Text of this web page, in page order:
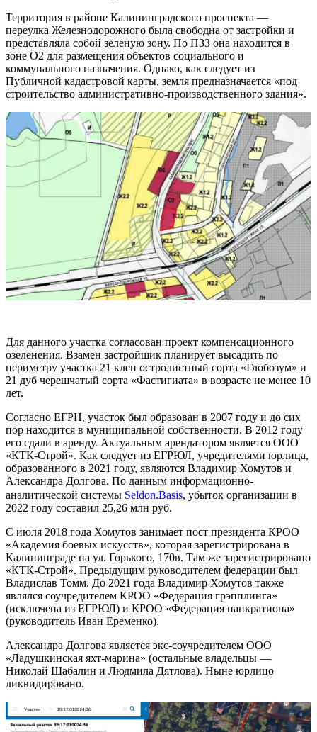
Территория в районе Калининградского проспекта —
переулка Железнодорожного была свободна от застройки и
представляла собой зеленую зону. По ПЗЗ она находится в
зоне О2 для размещения объектов социального и
коммунального назначения. Однако, как следует из
Публичной кадастровой карты, земля предназначается «под
строительство административно-производственного здания».
Для данного участка согласован проект компенсационного
озеленения. Взамен застройщик планирует высадить по
периметру участка 21 клен остролистный сорта «Глобозум» и
21 дуб черешчатый сорта «Фастигиата» в возрасте не менее 10
лет.
Согласно ЕГРН, участок был образован в 2007 году и до сих
пор находится в муниципальной собственности. В 2012 году
его сдали в аренду. Актуальным арендатором является ООО
«КТК-Строй». Как следует из ЕГРЮЛ, учредителями юрлица,
образованного в 2021 году, являются Владимир Хомутов и
Александра Долгова. По данным информационно-
аналитической системы Seldon.Basis, убыток организации в
2022 году составил 25,26 млн руб.
С июля 2018 года Хомутов занимает пост президента КРОО
«Академия боевых искусств», которая зарегистрирована в
Калининграде на ул. Горького, 170в. Там же зарегистрировано
«КТК-Строй». Предыдущим руководителем федерации был
Владислав Томм. До 2021 года Владимир Хомутов также
являлся соучредителем КРОО «Федерация грэпплинга»
(исключена из ЕГРЮЛ) и КРОО «Федерация панкратиона»
(руководитель Иван Еременко).
Александра Долгова является экс-соучредителем ООО
«Ладушкинская яхт-марина» (остальные владельцы —
Николай Шабалин и Людмила Дятлова). Ныне юрлицо
ликвидировано.